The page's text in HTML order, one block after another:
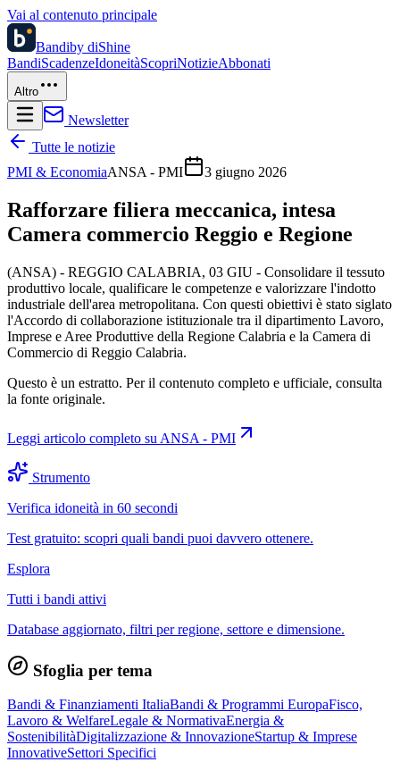
Vai al contenuto principale
Bandiby diShine
BandiScadenzeIdoneitàScopriNotizieAbbonati
Altro
Newsletter
Tutte le notizie
PMI & EconomiaANSA - PMI 3 giugno 2026
Rafforzare filiera meccanica, intesa
Camera commercio Reggio e Regione
(ANSA) - REGGIO CALABRIA, 03 GIU - Consolidare il tessuto
produttivo locale, qualificare le competenze e valorizzare l'indotto
industriale dell'area metropolitana. Con questi obiettivi è stato siglato
l'Accordo di collaborazione istituzionale tra il dipartimento Lavoro,
Imprese e Aree Produttive della Regione Calabria e la Camera di
Commercio di Reggio Calabria.
Questo è un estratto. Per il contenuto completo e ufficiale, consulta
la fonte originale.
Leggi articolo completo su ANSA - PMI
Strumento
Verifica idoneità in 60 secondi
Test gratuito: scopri quali bandi puoi davvero ottenere.
Esplora
Tutti i bandi attivi
Database aggiornato, filtri per regione, settore e dimensione.
Sfoglia per tema
Bandi & Finanziamenti ItaliaBandi & Programmi EuropaFisco,
Lavoro & WelfareLegale & NormativaEnergia &
SostenibilitàDigitalizzazione & InnovazioneStartup & Imprese
InnovativeSettori Specifici